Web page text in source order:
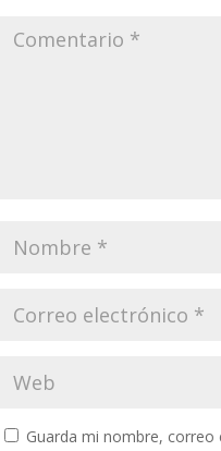
Guarda mi nombre,